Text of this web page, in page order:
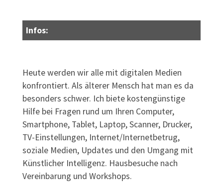
Infos:
Heute werden wir alle mit digitalen Medien
konfrontiert. Als älterer Mensch hat man es da
besonders schwer. Ich biete kostengünstige
Hilfe bei Fragen rund um Ihren Computer,
Smartphone, Tablet, Laptop, Scanner, Drucker,
TV-Einstellungen, Internet/Internetbetrug,
soziale Medien, Updates und den Umgang mit
Künstlicher Intelligenz. Hausbesuche nach
Vereinbarung und Workshops.